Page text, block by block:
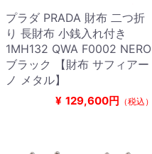
プラダ PRADA 財布 二つ折
り 長財布 小銭入れ付き
1MH132 QWA F0002 NERO
ブラック 【財布 サフィアー
ノ メタル】
¥ 129,600円 （税込）